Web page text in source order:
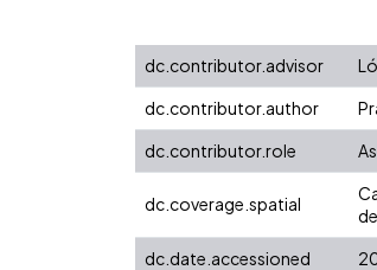
dc.contributor.advisor
dc.contributor.author
dc.contributor.role
dc.coverage.spatial
dc.date.accessioned